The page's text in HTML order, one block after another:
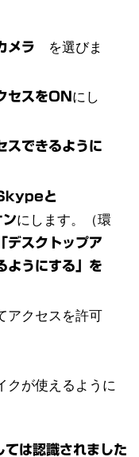
メラ
を選びま
セスをON にし
スできるように
と
にします。（環
「デスクトップア
ようにする」を
アクセスを許可
クが使えるように
は認識されました